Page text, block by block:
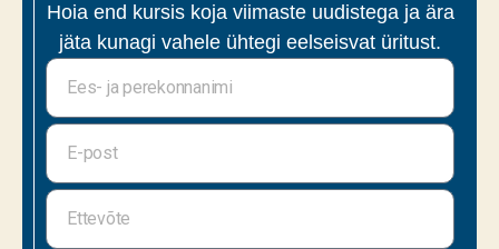
Hoia end kursis koja viimaste uudistega ja ära
jäta kunagi vahele ühtegi eelseisvat üritust.